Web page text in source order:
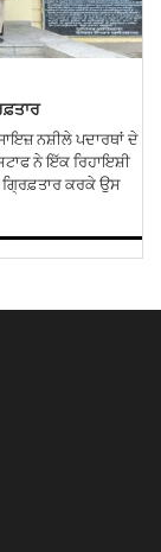
ਨਸ਼ੀਲੇ ਪਦਾਰਥਾਂ ਦੇ
ਨੇ ਇੱਕ ਰਿਹਾਇਸ਼ੀ
ਗ੍ਰਿਫ਼ਤਾਰ ਕਰਕੇ ਉਸ